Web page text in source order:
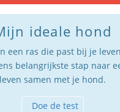
ideale hond
een ras die past bij je
belangrijkste stap naar
leven samen met je hond.
Doe de test